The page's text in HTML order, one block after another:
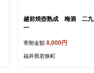
越前焼壺熟成 梅酒 二九
一
寄附金額 8,000円
福井県若狭町